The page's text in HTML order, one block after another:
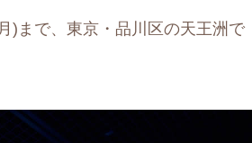
)まで、東京・品川区の天王洲で